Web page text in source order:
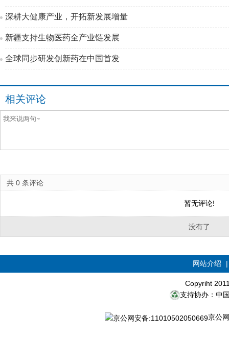
深耕大健康产业，开拓新发展增量
新疆支持生物医药全产业链发展
全球同步研发创新药在中国首发
相关评论
共 0 条评论
暂无评论!
没有了
网站介绍
Copyriht
支持协办：中
京公